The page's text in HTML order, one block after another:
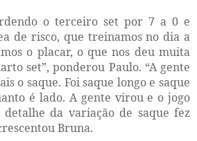
o terceiro set por 7 a 0 e
de risco, que treinamos no dia a
o placar, o que nos deu muita
set”, ponderou Paulo. “A gente
o saque. Foi saque longo e saque
é lado. A gente virou e o jogo
da variação de saque fez
Bruna.